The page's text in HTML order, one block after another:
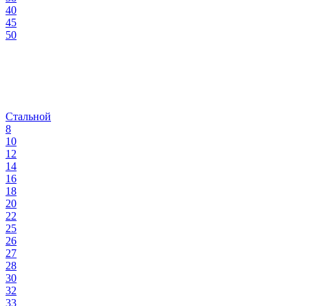
40
45
50
Стальной
8
10
12
14
16
18
20
22
25
26
27
28
30
32
33